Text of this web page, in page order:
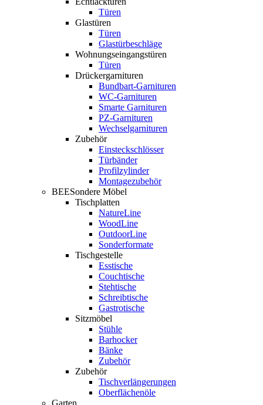
Türen
Glastüren
Türen
Glastürbeschläge
Wohnungseingangstüren
Türen
Drückergarnituren
Bundbart-Garnituren
WC-Garnituren
Smarte Garnituren
PZ-Garnituren
Wechselgarnituren
Zubehör
Einsteckschlösser
Türbänder
Profilzylinder
Montagezubehör
BEESondere Möbel
Tischplatten
NatureLine
WoodLine
OutdoorLine
Sonderformate
Tischgestelle
Esstische
Couchtische
Stehtische
Schreibtische
Gastrotische
Sitzmöbel
Stühle
Barhocker
Bänke
Zubehör
Zubehör
Tischverlängerungen
Oberflächenöle
Garten